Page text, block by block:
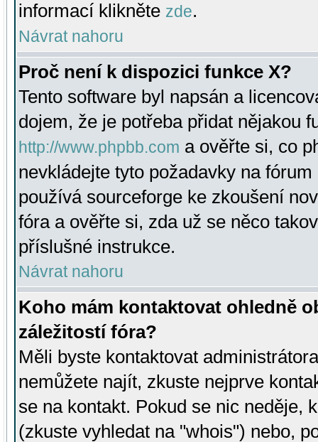
informací klikněte zde.
Návrat nahoru
Proč není k dispozici funkce X?
Tento software byl napsán a
dojem, že je potřeba přidat nějakou
http://www.phpbb.com a ověřte si, co
nevkládejte tyto požadavky na
používá sourceforge ke zkoušení
fóra a ověřte si, zda už se něco
příslušné instrukce.
Návrat nahoru
Koho mám kontaktovat ohledně
záležitostí fóra?
Měli byste kontaktovat
nemůžete najít, zkuste nejprve
se na kontakt. Pokud se nic neděje,
(zkuste vyhledat na "whois") nebo,